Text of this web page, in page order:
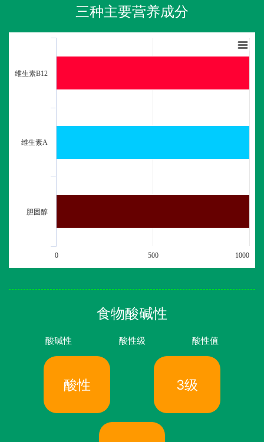
三种主要营养成分
维生素B12
维生素A
胆固醇
0 500 1000
食物酸碱性
酸碱性 酸性级 酸性值
酸性 3级